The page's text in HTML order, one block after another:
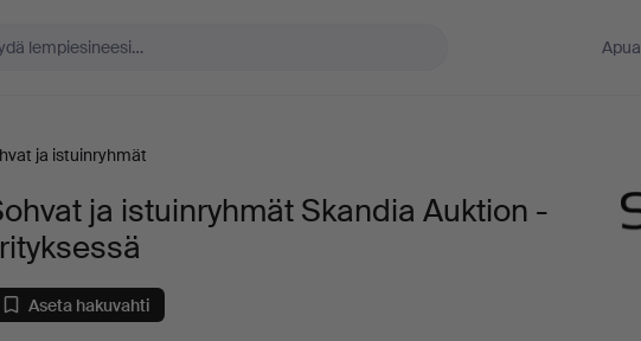
Apua
ja istuinryhmät
ja istuinryhmät Skandia Auktion -
Aseta hakuvahti